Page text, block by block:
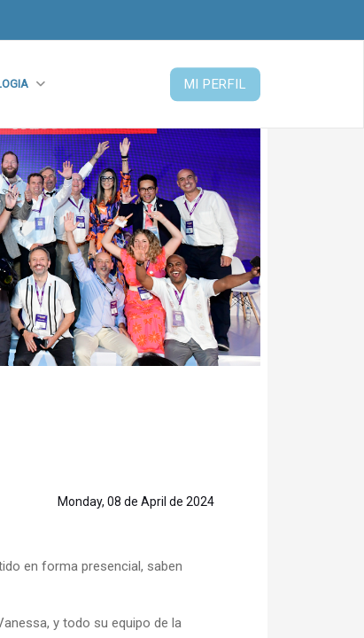
MI PERFIL
Monday, 08 de April de 2024
en forma presencial, saben
y todo su equipo de la